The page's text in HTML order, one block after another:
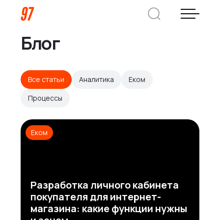
Кейсы
О нас
Преимущества
Услуги
Заказная веб-разработка
Блог
Все статьи Аналитика
Еком
Процессы
Еком
Разработка личного кабинета
покупателя для интернет-
магазина: какие функции нужны